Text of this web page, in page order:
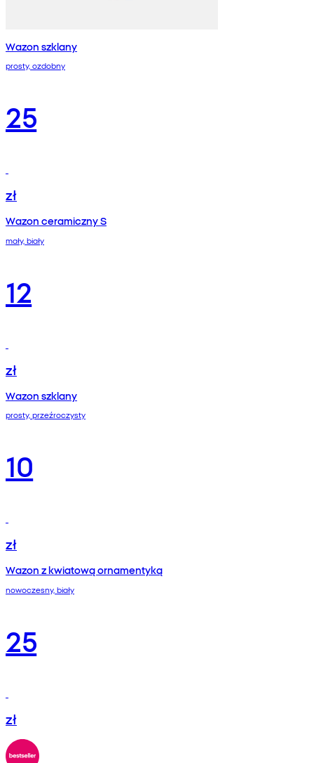
Wazon szklany
prosty, ozdobny
25
zł
Wazon ceramiczny S
mały, biały
12
zł
Wazon szklany
prosty, przeźroczysty
10
zł
Wazon z kwiatową ornamentyką
nowoczesny, biały
25
zł